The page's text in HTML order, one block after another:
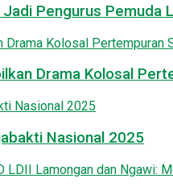
Pengurus
Drama Kolosal
Nasional 2025